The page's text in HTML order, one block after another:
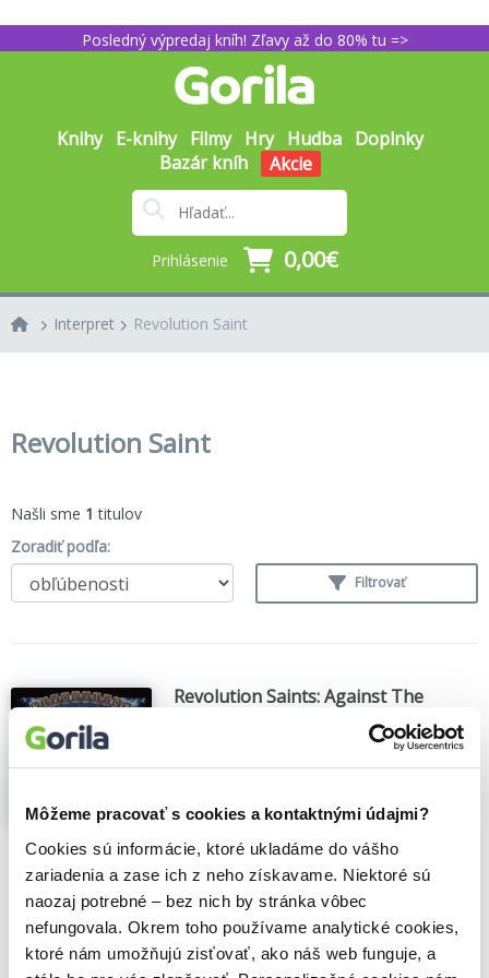
Môžeme pracovať s cookies a kontaktnými údajmi?
Cookies sú informácie, ktoré ukladáme do vášho
zariadenia a zase ich z neho získavame. Niektoré sú
naozaj potrebné – bez nich by stránka vôbec
nefungovala. Okrem toho používame analytické cookies,
ktoré nám umožňujú zisťovať, ako náš web funguje, a
Posledný výpredaj kníh! Zľavy až do 80% tu =>
Knihy E-knihy Filmy Hry Hudba Doplnky
Bazár kníh
Akcie
Prihlásenie 0,00€
Interpret Revolution Saint
Revolution Saint
Našli sme 1 titulov
Zoradiť podľa:
Filtrovať
Revolution Saints: Against The
Hudobné albumy(2024)
V novej reinkarnácii Revolution Saints sa k
členovia: basgitarista Jeff Pilson (známy
svojou prácou s Foreigner a ex-Dokken) a
gitarista Joel Hoekstra (Whitesnake a Night
Ranger)... Zobraziť viac
🍎 Vypredané